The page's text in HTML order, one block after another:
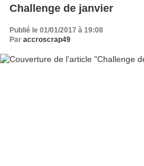
Challenge de janvier
Publié le 01/01/2017 à 19:08
Par accroscrap49